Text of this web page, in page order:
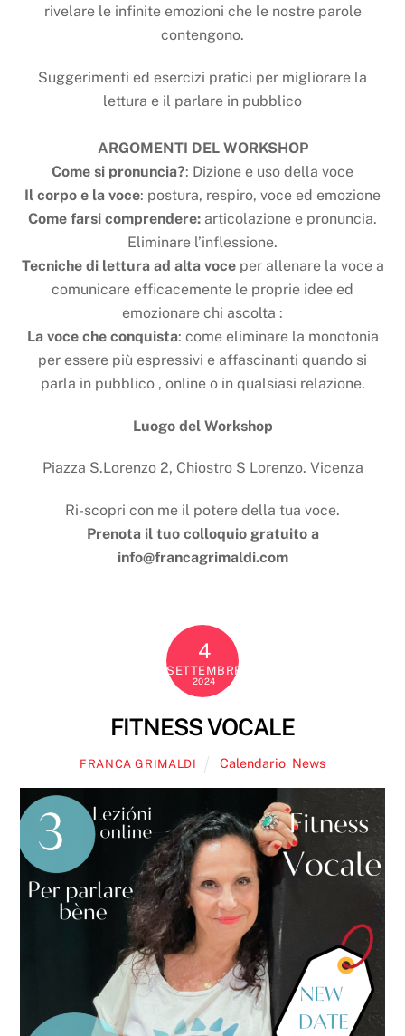
rivelare le infinite emozioni che le nostre parole
contengono.
Suggerimenti ed esercizi pratici per migliorare la
lettura e il parlare in pubblico
ARGOMENTI DEL WORKSHOP
Come si pronuncia?: Dizione e uso della voce
Il corpo e la voce: postura, respiro, voce ed emozione
Come farsi comprendere: articolazione e pronuncia.
Eliminare l’inflessione.
Tecniche di lettura ad alta voceper allenare la voce a
comunicare efficacemente le proprie idee ed
emozionare chi ascolta :
La voce che conquista: come eliminare la monotonia
per essere più espressivi e affascinanti quando si
parla in pubblico , online o in qualsiasi relazione.
Luogo del Workshop
Piazza S.Lorenzo 2, Chiostro S Lorenzo. Vicenza
Ri-scopri con me il potere della tua voce.
Prenota il tuo colloquio gratuito a
info@francagrimaldi.com
4
SETTEMBRE
2024
FITNESS VOCALE
FRANCA GRIMALDI Calendario News